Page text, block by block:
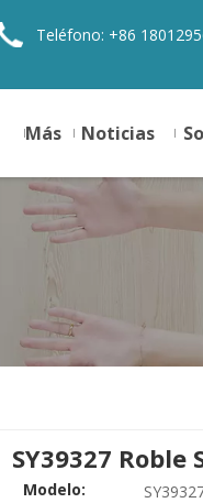
Teléfono: +86
Más Noticias
SY39327 Roble
Modelo: